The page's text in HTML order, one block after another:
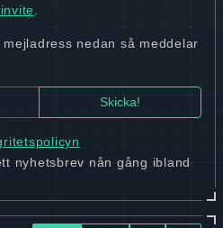
.
nedan så meddelar
nyhetsbrev nån gång ibland